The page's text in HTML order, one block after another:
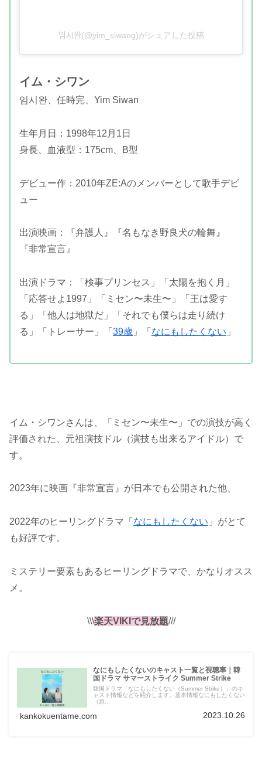
임시완(@yim_siwang)がシェアした投稿
イム・シワン
임시완、任時完、Yim Siwan
生年月日：1998年12月1日
身長、血液型：175cm、B型
デビュー作：2010年ZE:Aのメンバーとして歌手デビ
ュー
出演映画：『弁護人』『名もなき野良犬の輪舞』
『非常宣言』
出演ドラマ：「検事プリンセス」「太陽を抱く月」
「応答せよ1997」「ミセン〜未生〜」「王は愛す
る」「他人は地獄だ」「それでも僕らは走り続け
る」「トレーサー」「 39歳 」「 なにもしたくない 」
イム・シワンさんは、「ミセン〜未生〜」での演技が高く
評価された、元祖演技ドル（演技も出来るアイドル）で
す。
2023年に映画『非常宣言』が日本でも公開された他、
2022年のヒーリングドラマ「 なにもしたくない 」がとて
も好評です。
ミステリー要素もあるヒーリングドラマで、かなりオスス
メ。
\\\楽天VIKIで見放題///
なにもしたくないのキャスト一覧と視聴率｜韓
国ドラマ サマーストライク Summer Strike
韓国ドラマ「なにもしたくない（Summer Strike）」のキ
ャスト情報などを紹介します。基本情報なにもしたくない
（原...
kankokuentame.com 2023.10.26